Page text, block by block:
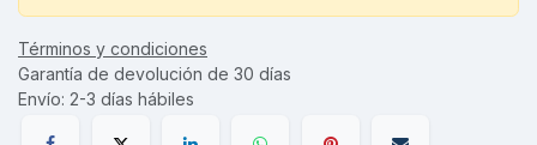
Términos y condiciones
Garantía de devolución de 30 días
Envío: 2-3 días hábiles